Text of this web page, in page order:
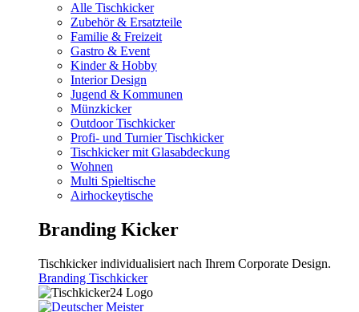
Alle Tischkicker
Zubehör & Ersatzteile
Familie & Freizeit
Gastro & Event
Kinder & Hobby
Interior Design
Jugend & Kommunen
Münzkicker
Outdoor Tischkicker
Profi- und Turnier Tischkicker
Tischkicker mit Glasabdeckung
Wohnen
Multi Spieltische
Airhockeytische
Branding Kicker
Tischkicker individualisiert nach Ihrem Corporate Design.
Branding Tischkicker